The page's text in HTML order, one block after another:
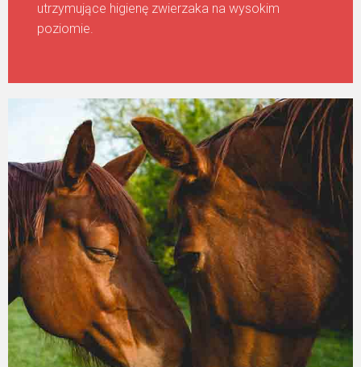
utrzymujące higienę zwierzaka na wysokim
poziomie.